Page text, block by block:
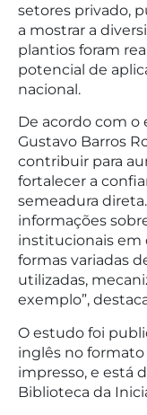
setores privado,
a mostrar a
plantios foram
potencial de
nacional.
De acordo com o
Gustavo Barros
contribuir para
fortalecer a
semeadura
informações
institucionais em
formas variadas
utilizadas,
exemplo”,
O estudo foi
inglês no
impresso, e está
Biblioteca da